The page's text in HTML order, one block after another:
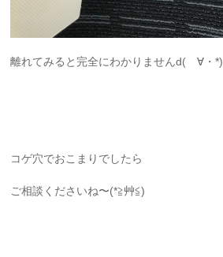
離れてみると完全にわかりませんd(ゝ∀・*)
コゲ穴でおこまりでしたら
ご相談くださいね〜(*≧艸≦)